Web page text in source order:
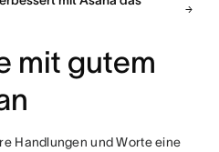
mit gutem
Handlungen und Worte eine